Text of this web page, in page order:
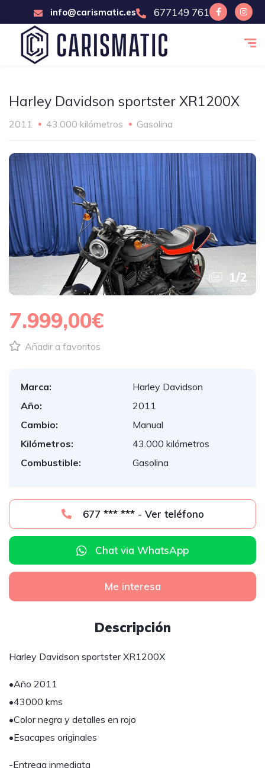
info@carismatic.es 677149 761
Harley Davidson sportster XR1200X
2011 43.000 kilómetros Gasolina
1/2
7.999,00€
Añadir a favoritos
Marca:
Harley Davidson
Año:
2011
Cambio:
Manual
Kilómetros:
43.000 kilómetros
Combustible:
Gasolina
677 *** *** - Ver teléfono
Chat via WhatsApp
Me interesa
Descripción
Harley Davidson sportster XR1200X
•Año 2011
•43000 kms
•Color negra y detalles en rojo
•Esacapes originales
-Entrega inmediata